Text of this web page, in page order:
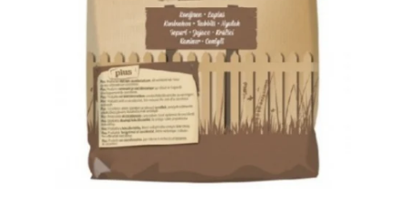
Suplimente si produse de uz